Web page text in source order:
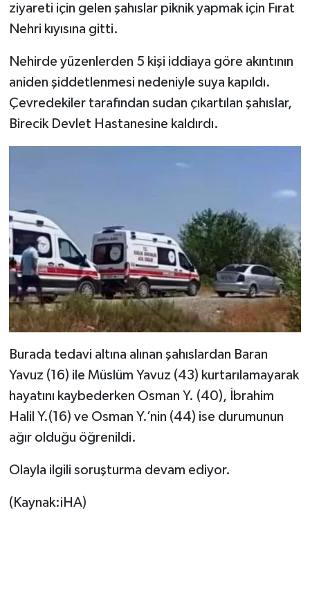
ziyareti için gelen şahıslar piknik yapmak için Fırat
Nehri kıyısına gitti.
Nehirde yüzenlerden 5 kişi iddiaya göre akıntının
aniden şiddetlenmesi nedeniyle suya kapıldı.
Çevredekiler tarafından sudan çıkartılan şahıslar,
Birecik Devlet Hastanesine kaldırdı.
Burada tedavi altına alınan şahıslardan Baran
Yavuz (16) ile Müslüm Yavuz (43) kurtarılamayarak
hayatını kaybederken Osman Y. (40), İbrahim
Halil Y.(16) ve Osman Y.’nin (44) ise durumunun
ağır olduğu öğrenildi.
Olayla ilgili soruşturma devam ediyor.
(Kaynak:iHA)
OTOMOTİV
TEKNOLOJİ
YAŞAM